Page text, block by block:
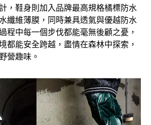
，鞋身則加入品牌最高規格橘標防水
纖維薄膜，同時兼具透氣與優越防水
程中每一個步伐都能毫無後顧之憂，
都能安全跨越，盡情在森林中探索，
營趣味。